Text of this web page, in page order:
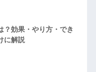
？効果・やり方・でき
に解説